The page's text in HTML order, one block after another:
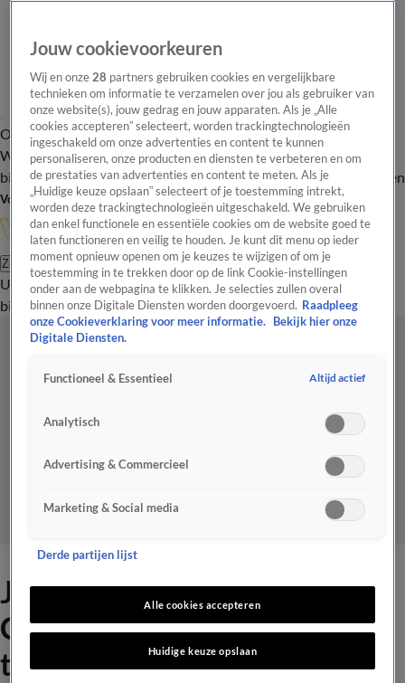
Overzicht Onze programma's Uitzendingen Onze gezichten
In de
WandelgangenInterviewsUitzending
bijwonenPodcastShopVeelgestelde vragenKijkersvraag insturen
Volg Vandaag Inside
Zoeken
UitzendingenVandaag InsideDe OranjezomerShopUitzending
bijwonen
Jort Kelder en Rutger
Castricum woensdag aan
tafel bij De Oranjezomer!
Jouw cookievoorkeuren
Wij en onze28 partners gebruiken cookies en vergelijkbare
technieken om informatie te verzamelen over jou als gebruiker van
onze website(s), jouw gedrag en jouw apparaten. Als je „Alle
cookies accepteren” selecteert, worden trackingtechnologieën
ingeschakeld om onze advertenties en content te kunnen
personaliseren, onze producten en diensten te verbeteren en om
de prestaties van advertenties en content te meten. Als je
„Huidige keuze opslaan” selecteert of je toestemming intrekt,
worden deze trackingtechnologieën uitgeschakeld. We gebruiken
dan enkel functionele en essentiële cookies om de website goed te
laten functioneren en veilig te houden. Je kunt dit menu op ieder
moment opnieuw openen om je keuzes te wijzigen of om je
toestemming in te trekken door op de link Cookie-instellingen
onder aan de webpagina te klikken. Je selecties zullen overal
binnen onze Digitale Diensten worden doorgevoerd. Raadpleeg
onze Cookieverklaring voor meer informatie.
Bekijk hier onze
Digitale Diensten.
Functioneel & Essentieel Altijd actief
Analytisch
Advertising & Commercieel
Marketing & Social media
Derde partijen lijst
Alle cookies accepteren
Huidige keuze opslaan